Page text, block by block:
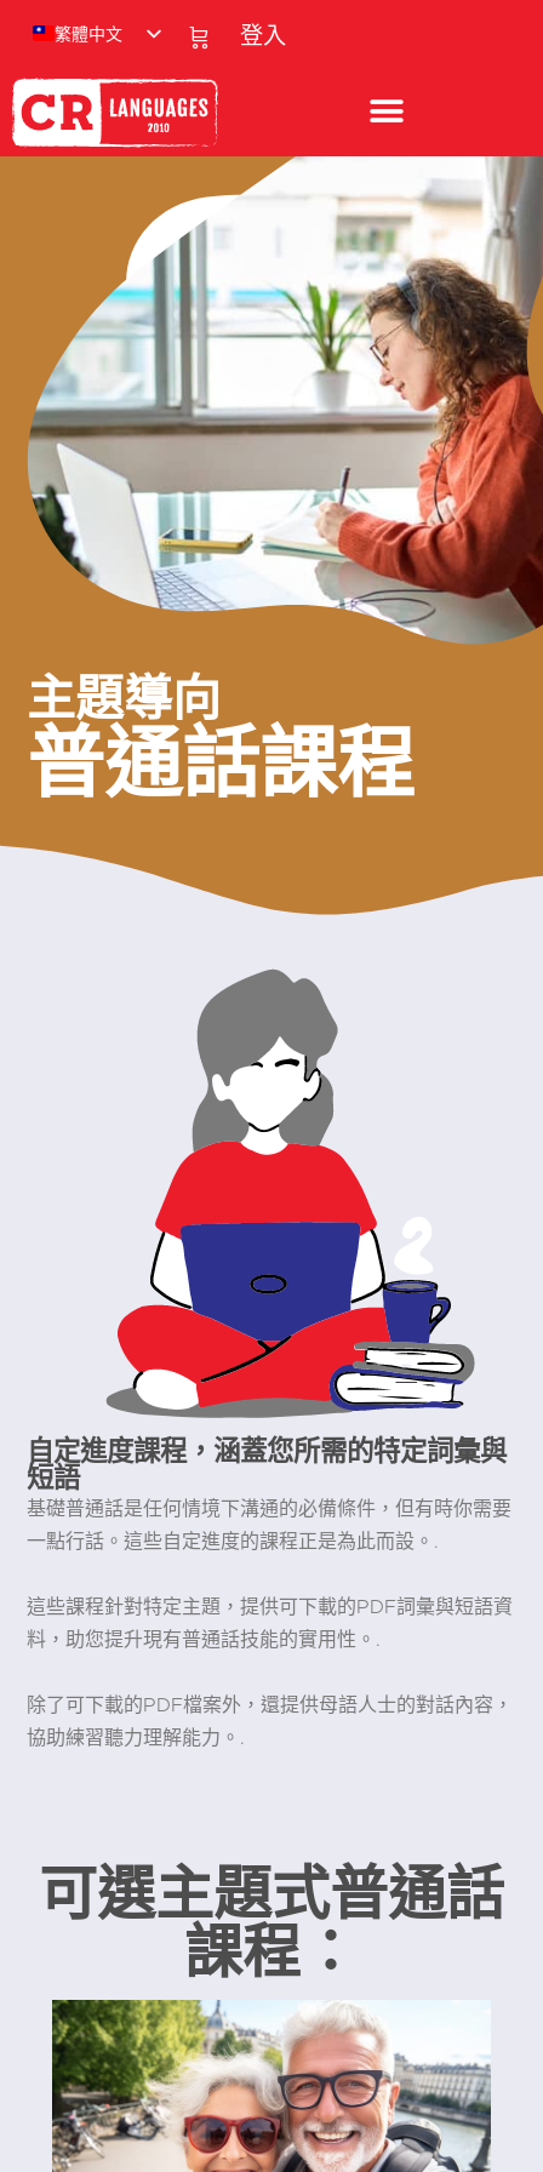
登入
繁體中文
主題導向
普通話課程
自定進度課程，涵蓋您所需的特定詞彙與
短語
基礎普通話是任何情境下溝通的必備條件，但有時你需要
一點行話。這些自定進度的課程正是為此而設。.
這些課程針對特定主題，提供可下載的PDF詞彙與短語資
料，助您提升現有普通話技能的實用性。.
除了可下載的PDF檔案外，還提供母語人士的對話內容，
協助練習聽力理解能力。.
可選主題式普通話
課程：